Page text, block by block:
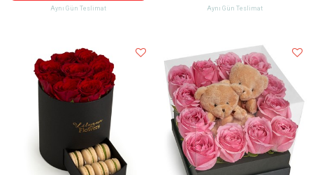
Aynı Gün Teslimat
Aynı Gün Teslimat